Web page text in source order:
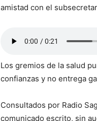
amistad con el
Los gremios de la salud
confianzas y no entrega
Consultados por Radio
comunicado escrito, sin